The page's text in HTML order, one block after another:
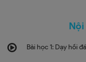
Bài học 1: Dạy hồi